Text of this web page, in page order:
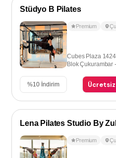
Stüdyo B Pilates
Premium
Cubes Plaza
Blok Çukurambar
%10 İndirim
Lena Pilates Studio By
Premium